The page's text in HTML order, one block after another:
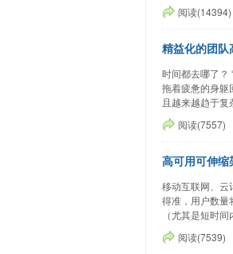
阅读(14394)
精益化的团队
时间都去哪了？
拖着疲惫的身躯
且越来越趋于
阅读(7557)
高可用可伸
移动互联网、云
得准，用户数量
（尤其是短时
阅读(7539)